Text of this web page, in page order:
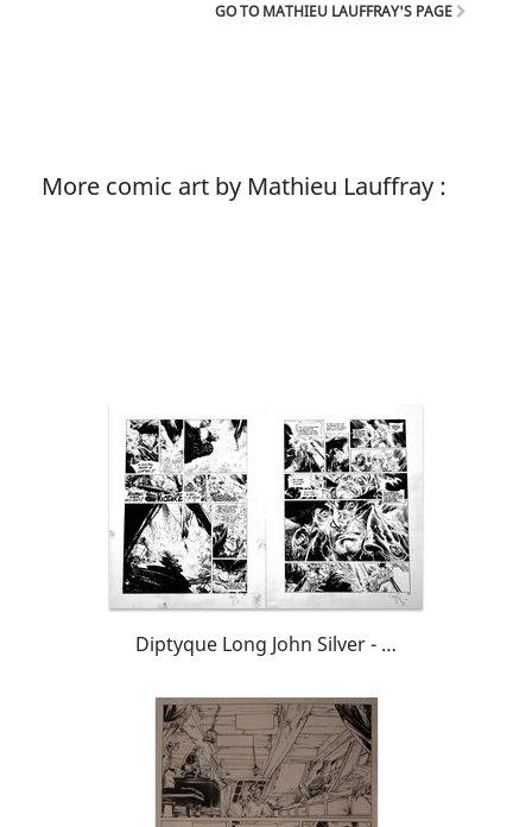
GO TO MATHIEU LAUFFRAY'S PAGE
More comic art by Mathieu Lauffray :
Diptyque Long John Silver - Neptune (tome II)